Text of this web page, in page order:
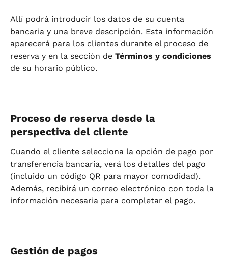
Allí podrá introducir los datos de su cuenta
bancaria y una breve descripción. Esta información
aparecerá para los clientes durante el proceso de
reserva y en la sección de Términos y condiciones
de su horario público.
Proceso de reserva desde la
perspectiva del cliente
Cuando el cliente selecciona la opción de pago por
transferencia bancaria, verá los detalles del pago
(incluido un código QR para mayor comodidad).
Además, recibirá un correo electrónico con toda la
información necesaria para completar el pago.
Gestión de pagos